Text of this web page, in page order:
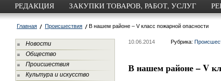
РЕДАКЦИЯ ЗАКУПКИ ТОВАРОВ, РАБОТ, УСЛУГ
Главная Происшествия В нашем районе – V класс пожарной опасности
Новости
Общество
Происшествия
Культура и искусство
10.06.2014 Рубрика:
В нашем районе – V